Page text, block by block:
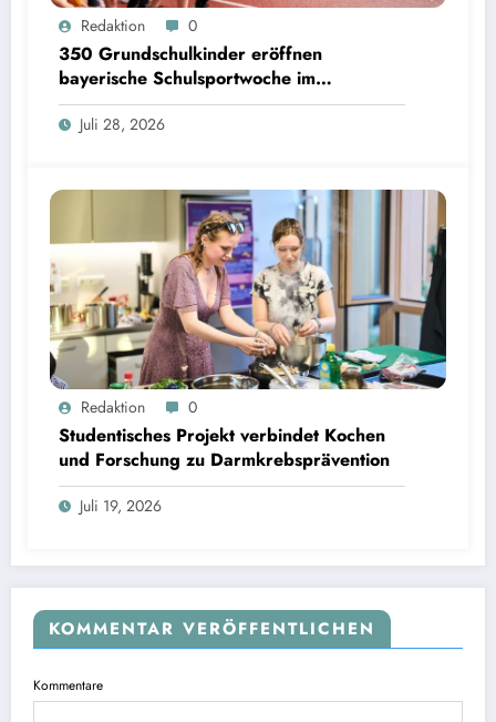
Matthias Balk/Bayerisches Staatsministerium für Unterricht und Kultus
Redaktion 0
350 Grundschulkinder eröffnen
bayerische Schulsportwoche im
Olympiapark
Juli 28, 2026
Fabian Vogl / TUM
Redaktion 0
Studentisches Projekt verbindet Kochen
und Forschung zu Darmkrebsprävention
Juli 19, 2026
KOMMENTAR VERÖFFENTLICHEN
Kommentare